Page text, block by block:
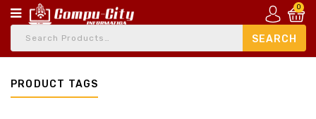
0
PRODUCT TAGS